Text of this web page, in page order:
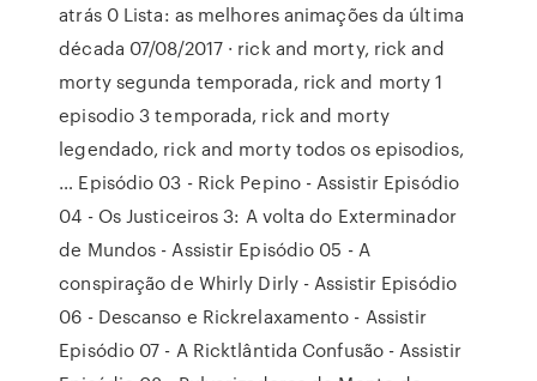
atrás 0 Lista: as melhores animações da última
década 07/08/2017 · rick and morty, rick and
morty segunda temporada, rick and morty 1
episodio 3 temporada, rick and morty
legendado, rick and morty todos os episodios,
… Episódio 03 - Rick Pepino - Assistir Episódio
04 - Os Justiceiros 3: A volta do Exterminador
de Mundos - Assistir Episódio 05 - A
conspiração de Whirly Dirly - Assistir Episódio
06 - Descanso e Rickrelaxamento - Assistir
Episódio 07 - A Ricktlântida Confusão - Assistir